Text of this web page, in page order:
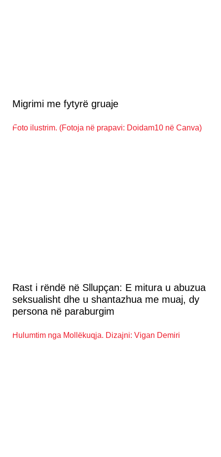
Migrimi me fytyrë gruaje
Rast i rëndë në Sllupçan: E mitura u abuzua
seksualisht dhe u shantazhua me muaj, dy
persona në paraburgim